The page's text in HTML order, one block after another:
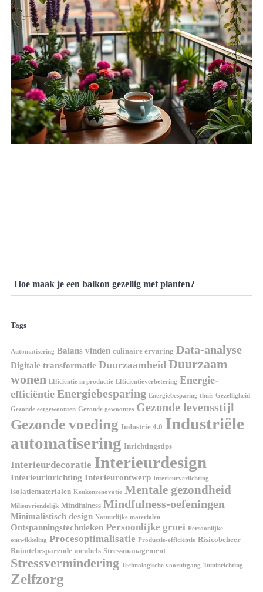
Hoe maak je een balkon gezellig met planten?
Tags
Automatisering Balans vinden culinaire ervaring Data-analyse
Digitale transformatie Duurzaamheid Duurzaam
wonen Efficiëntie in productie Efficiëntieverbetering Energie-
efficiëntie Energiebesparing Energiebesparing thuis Gezelligheid
Gezonde eetgewoonten Gezonde gewoontes Gezonde levensstijl
Gezonde voeding Industrie 4.0 Industriële
automatisering Inrichtingstips
Interieurdecoratie Interieurdesign
Interieurinrichting Interieurontwerp Interieurverlichting
isolatiematerialen Keukenrenovatie Mentale gezondheid
Milieuvriendelijk Mindfulness Mindfulness-oefeningen
Minimalistisch design Natuurlijke materialen
Ontspanningstechnieken Persoonlijke groei Persoonlijke
ontwikkeling Procesoptimalisatie Productie-efficiëntie Risicobeheer
Ruimtebesparende meubels Stressmanagement
Stressvermindering Technologische vooruitgang Tuininrichting
Zelfzorg